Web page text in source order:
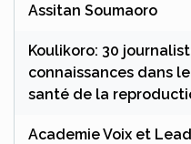
Assitan Soumaoro
Koulikoro: 30
connaissances dans
santé de la
Academie Voix et